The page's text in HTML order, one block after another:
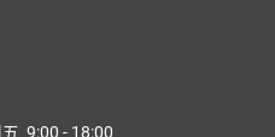
9:00 - 18:00